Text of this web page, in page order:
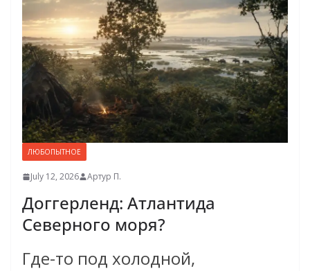
ЛЮБОПЫТНОЕ
July 12, 2026 Артур П.
Доггерленд: Атлантида
Северного моря?
Где-то под холодной,